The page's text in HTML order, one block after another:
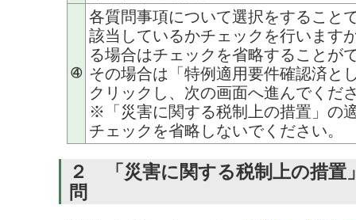
④
各質問事項について選択をすること
該当しているかチェックを行います
る場合はチェックを省略することが
その場合は「特例適用要件確認済と
クリックし、次の画面へ進んでくだ
※「災害に関する税制上の措置」の
チェックを省略しないでください。
２ 「災害に関する税制上の措置
問